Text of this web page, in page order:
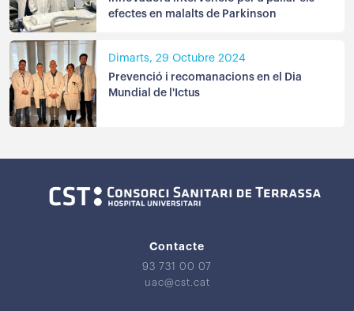
efectes en malalts de Parkinson
Dimarts, 29 Octubre 2024
Prevenció i recomanacions en el Dia
Mundial de l'Ictus
Contacte
93 731 00 07
uac@cst.cat